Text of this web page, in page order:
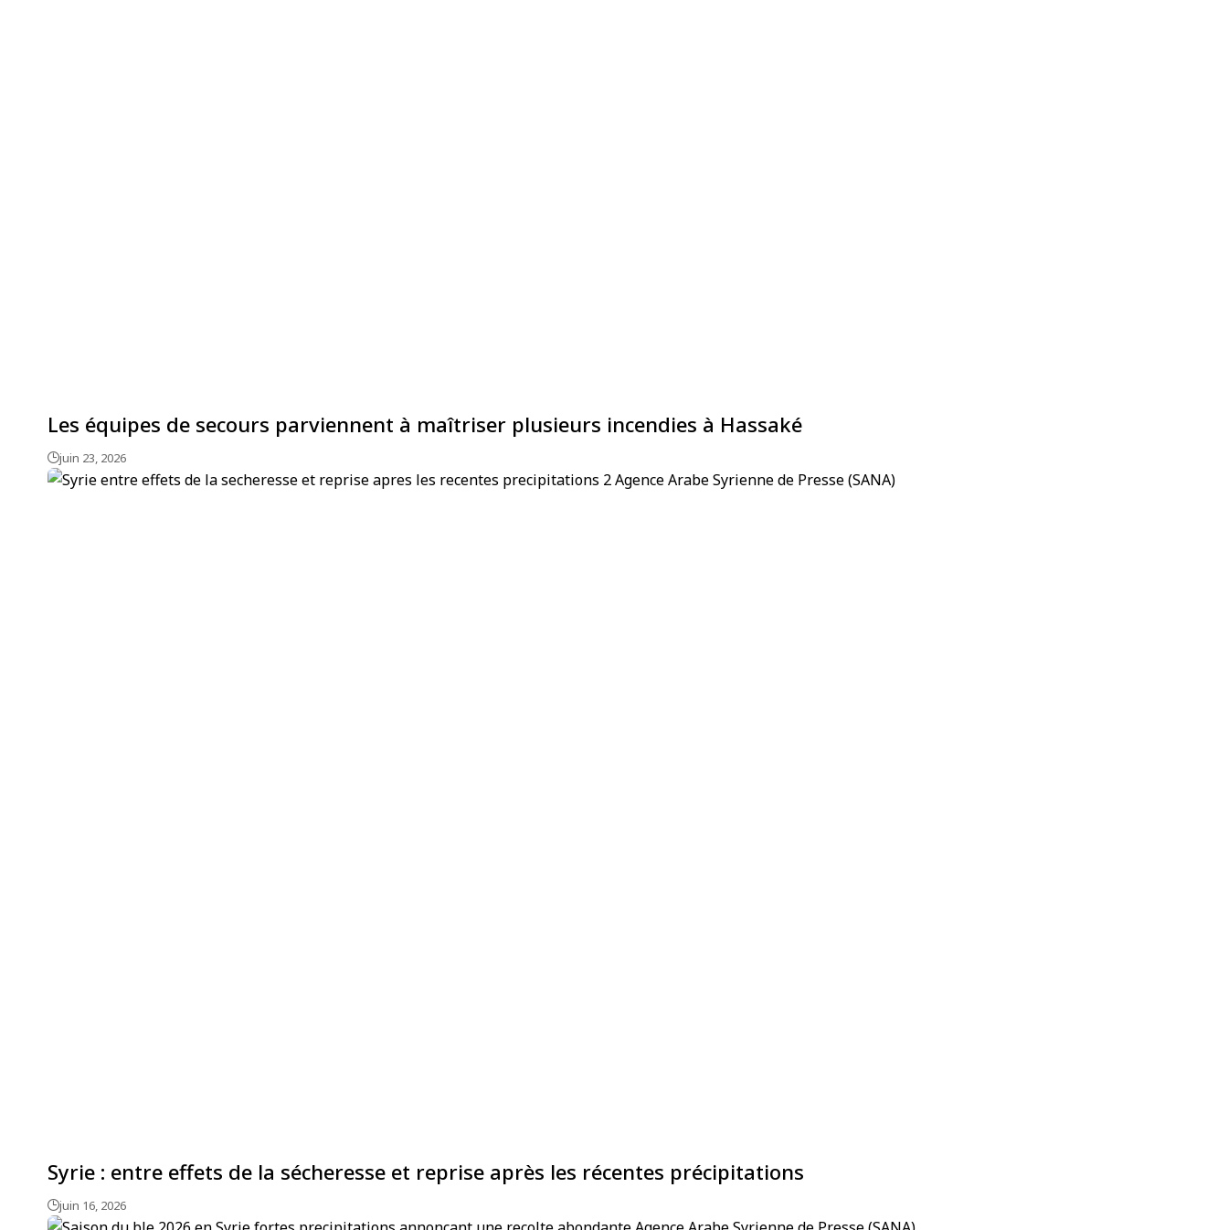
Les équipes de secours parviennent à maîtriser plusieurs incendies à Hassaké
juin 23, 2026
Syrie : entre effets de la sécheresse et reprise après les récentes précipitations
juin 16, 2026